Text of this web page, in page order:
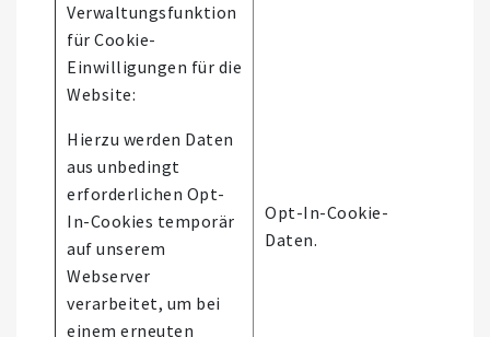
Verwaltungsfunktion
für Cookie-
Einwilligungen für die
Website:
Hierzu werden Daten
aus unbedingt
erforderlichen Opt-
In-Cookies temporär
auf unserem
Webserver
verarbeitet, um bei
einem erneuten
Opt-In-Cookie-
Daten.